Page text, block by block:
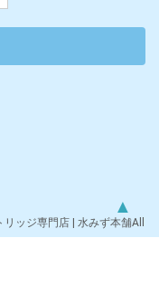
ッジ専門店 | 水みず本舗All
▲